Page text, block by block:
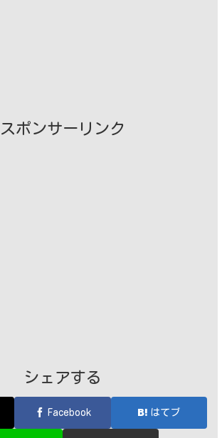
スポンサーリンク
シェアする
Facebook はてブ